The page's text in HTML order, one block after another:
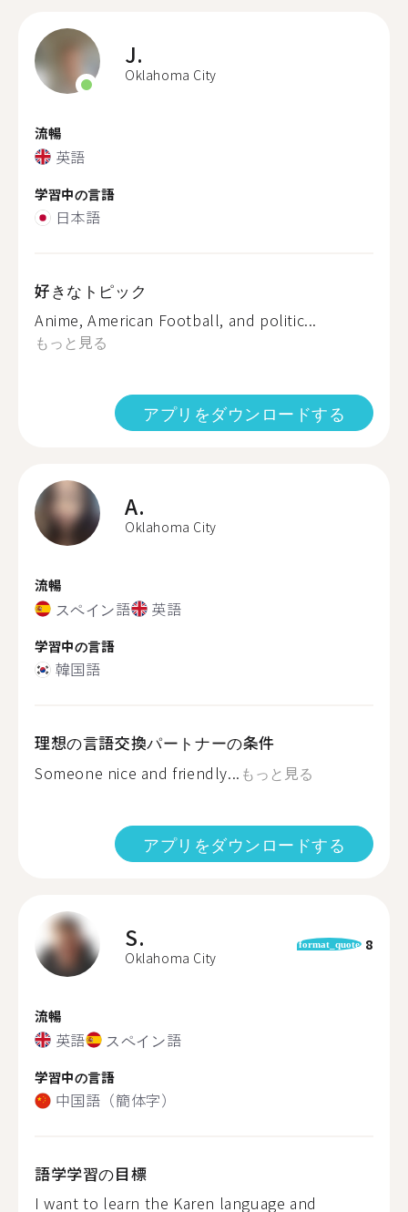
J.
Oklahoma City
流暢
英語
学習中の言語
日本語
好きなトピック
Anime, American Football, and politic...
もっと見る
アプリをダウンロードする
A.
Oklahoma City
流暢
スペイン語 英語
学習中の言語
韓国語
理想の言語交換パートナーの条件
Someone nice and friendly... もっと見る
アプリをダウンロードする
S.
Oklahoma City
format_quote 8
流暢
英語 スペイン語
学習中の言語
中国語（簡体字）
語学学習の目標
I want to learn the Karen language and